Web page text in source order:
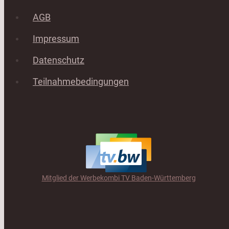
AGB
Impressum
Datenschutz
Teilnahmebedingungen
Mitglied der Werbekombi TV Baden-Württemberg